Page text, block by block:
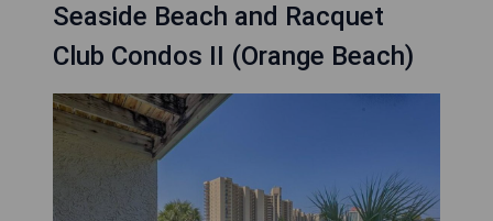
Seaside Beach and Racquet
Club Condos II (Orange Beach)